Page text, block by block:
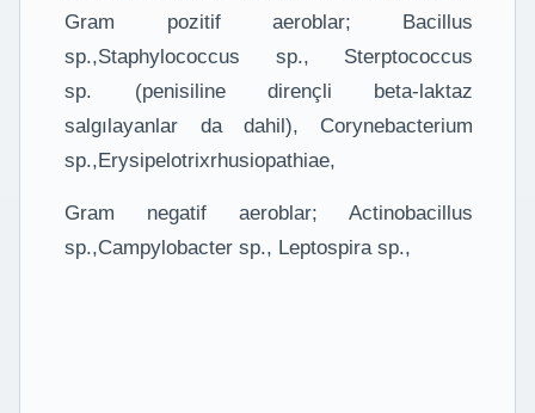
Gram pozitif aeroblar; Bacillus
sp.,Staphylococcus sp., Sterptococcus
sp. (penisiline dirençli beta-laktaz
salgılayanlar da dahil), Corynebacterium
sp.,Erysipelotrixrhusiopathiae,
Gram negatif aeroblar; Actinobacillus
sp.,Campylobacter sp., Leptospira sp.,